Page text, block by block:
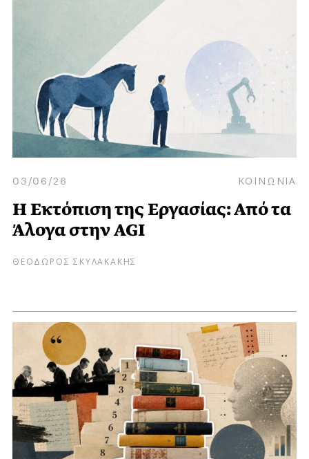
03/06/26 ΚΟΙΝΩΝΙΑ
Η Εκτόπιση της Εργασίας: Από τα
Άλογα στην AGI
ΘΕΟΔΩΡΟΣ ΣΚΥΛΑΚΑΚΗΣ